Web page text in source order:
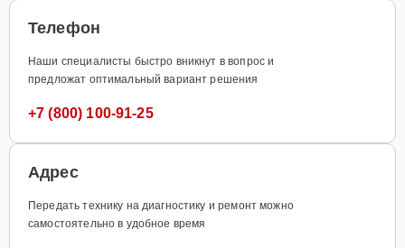
Телефон
Наши специалисты быстро вникнут в вопрос и
предложат оптимальный вариант решения
+7 (800) 100-91-25
Адрес
Передать технику на диагностику и ремонт можно
самостоятельно в удобное время